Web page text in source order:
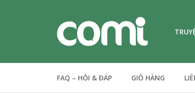
FAQ – HỎI & ĐÁP GIỎ HÀNG